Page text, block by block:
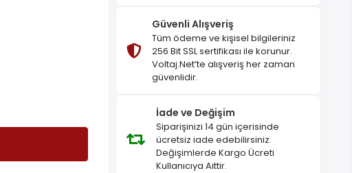
Güvenli Alışveriş
Tüm ödeme ve kişisel bilgileriniz
256 Bit SSL sertifikası ile korunur.
Voltaj.Net’te alışveriş her zaman
güvenlidir.
İade ve Değişim
Siparişinizi 14 gün içerisinde
ücretsiz iade edebilirsiniz.
Değişimlerde Kargo Ücreti
Kullanıcıya Aittir.